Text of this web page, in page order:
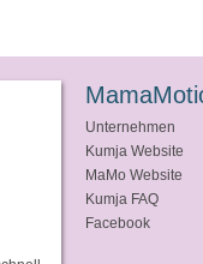
Unternehmen
Kumja Website
MaMo Website
Kumja FAQ
Facebook